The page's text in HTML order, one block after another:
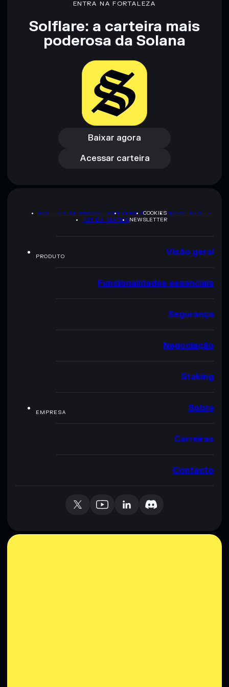
Aviso legal: Esta informação é apenas para fins educativos e
não constitui aconselhamento financeiro. Faz sempre a tua
ENTRA NA FORTALEZA
Solflare: a carteira mais
poderosa da Solana
Baixar agora
Baixar agora
Acessar carteira
Acessar carteira
POLÍTICA DE PRIVACIDADETERMSCOOKIESMAPA DO SITE
KIT DA MARCA NEWSLETTER
PRODUTO Visão geral
Funcionalidades essenciais
Segurança
Negociação
Staking
EMPRESA Sobre
Carreiras
Contacto